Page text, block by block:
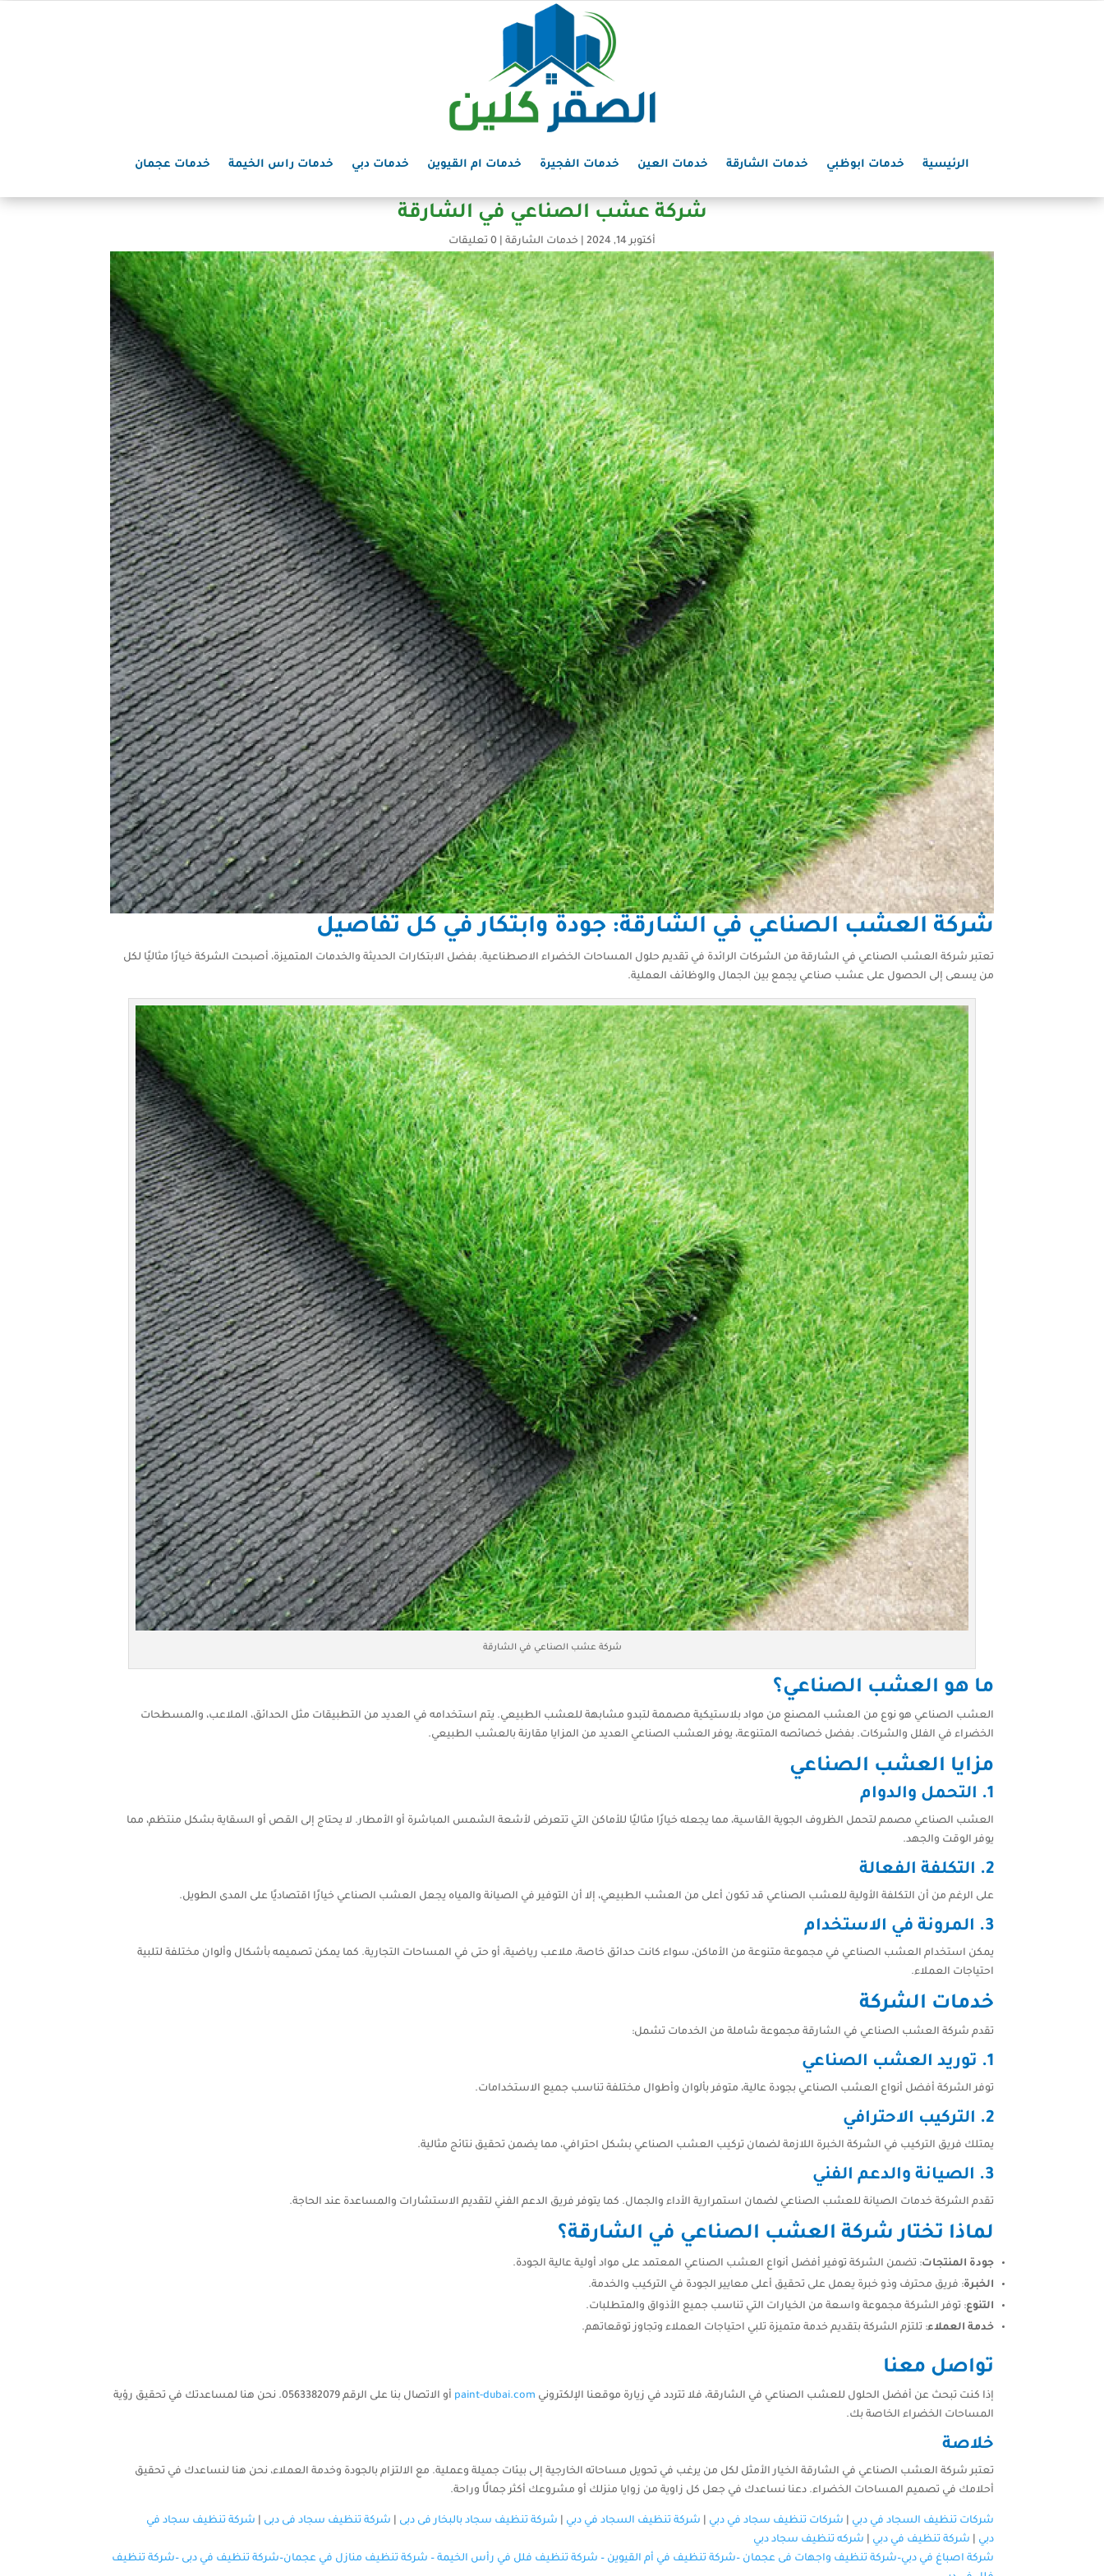
الرئيسية خدمات ابوظبي خدمات الشارقة خدمات العين خدمات الفجيرة خدمات ام القيوين خدمات دبي خدمات راس الخيمة خدمات عجمان
شركة عشب الصناعي في الشارقة
أكتوبر 14, 2024 خدمات الشارقة 0 تعليقات
شركة العشب الصناعي في الشارقة: جودة وابتكار في كل تفاصيل
تعتبر شركة العشب الصناعي في الشارقة من الشركات الرائدة في تقديم حلول المساحات الخضراء الاصطناعية. بفضل الابتكارات الحديثة والخدمات المتميزة، أصبحت الشركة خيارًا مثاليًا لكل
من يسعى إلى الحصول على عشب صناعي يجمع بين الجمال والوظائف العملية.
شركة عشب الصناعي في الشارقة
ما هو العشب الصناعي؟
العشب الصناعي هو نوع من العشب المصنع من مواد بلاستيكية مصممة لتبدو مشابهة للعشب الطبيعي. يتم استخدامه في العديد من التطبيقات مثل الحدائق، الملاعب، والمسطحات
الخضراء في الفلل والشركات. بفضل خصائصه المتنوعة، يوفر العشب الصناعي العديد من المزايا مقارنة بالعشب الطبيعي.
مزايا العشب الصناعي
1. التحمل والدوام
العشب الصناعي مصمم لتحمل الظروف الجوية القاسية، مما يجعله خيارًا مثاليًا للأماكن التي تتعرض لأشعة الشمس المباشرة أو الأمطار. لا يحتاج إلى القص أو السقاية بشكل منتظم، مما
يوفر الوقت والجهد.
2. التكلفة الفعالة
على الرغم من أن التكلفة الأولية للعشب الصناعي قد تكون أعلى من العشب الطبيعي، إلا أن التوفير في الصيانة والمياه يجعل العشب الصناعي خيارًا اقتصاديًا على المدى الطويل.
3. المرونة في الاستخدام
يمكن استخدام العشب الصناعي في مجموعة متنوعة من الأماكن، سواء كانت حدائق خاصة، ملاعب رياضية، أو حتى في المساحات التجارية. كما يمكن تصميمه بأشكال وألوان مختلفة لتلبية
احتياجات العملاء.
خدمات الشركة
تقدم شركة العشب الصناعي في الشارقة مجموعة شاملة من الخدمات تشمل:
1. توريد العشب الصناعي
توفر الشركة أفضل أنواع العشب الصناعي بجودة عالية، متوفر بألوان وأطوال مختلفة تناسب جميع الاستخدامات.
2. التركيب الاحترافي
يمتلك فريق التركيب في الشركة الخبرة اللازمة لضمان تركيب العشب الصناعي بشكل احترافي، مما يضمن تحقيق نتائج مثالية.
3. الصيانة والدعم الفني
تقدم الشركة خدمات الصيانة للعشب الصناعي لضمان استمرارية الأداء والجمال. كما يتوفر فريق الدعم الفني لتقديم الاستشارات والمساعدة عند الحاجة.
لماذا تختار شركة العشب الصناعي في الشارقة؟
جودة المنتجات: تضمن الشركة توفير أفضل أنواع العشب الصناعي المعتمد على مواد أولية عالية الجودة.
الخبرة: فريق محترف وذو خبرة يعمل على تحقيق أعلى معايير الجودة في التركيب والخدمة.
التنوع: توفر الشركة مجموعة واسعة من الخيارات التي تناسب جميع الأذواق والمتطلبات.
خدمة العملاء: تلتزم الشركة بتقديم خدمة متميزة تلبي احتياجات العملاء وتجاوز توقعاتهم.
تواصل معنا
إذا كنت تبحث عن أفضل الحلول للعشب الصناعي في الشارقة، فلا تتردد في زيارة موقعنا الإلكتروني paint-dubai.com
أو الاتصال بنا على الرقم 0563382079. نحن هنا لمساعدتك في تحقيق رؤية
المساحات الخضراء الخاصة بك.
خلاصة
تعتبر شركة العشب الصناعي في الشارقة الخيار الأمثل لكل من يرغب في تحويل مساحاته الخارجية إلى بيئات جميلة وعملية. مع الالتزام بالجودة وخدمة العملاء، نحن هنا لنساعدك في تحقيق
أحلامك في تصميم المساحات الخضراء. دعنا نساعدك في جعل كل زاوية من زوايا منزلك أو مشروعك أكثر جمالًا وراحة.
شركات تنظيف السجاد في دبي شركات تنظيف سجاد في دبي شركة تنظيف السجاد في دبي شركة تنظيف سجاد بالبخار فى دبى شركة تنظيف سجاد فى دبى
شركة تنظيف سجاد في
دبي
شركة تنظيف في دبي
شركه تنظيف سجاد دبي
شركة اصباغ في دبي–شركة تنظيف واجهات فى عجمان –شركة تنظيف في أم القيوين – شركة تنظيف فلل في رأس الخيمة – شركة تنظيف منازل في عجمان–شركة تنظيف في دبى –شركة تنظيف